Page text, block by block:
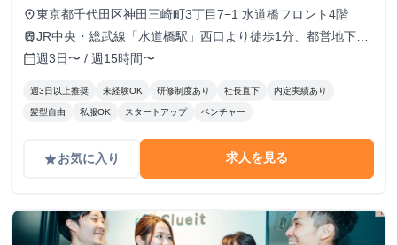
いきます。
place東京都千代田区神田三崎町3丁目7−1 水道橋フロント4階
trainJR中央・総武線「水道橋駅」西口より徒歩1分、都営地下鉄
三田線「水道橋駅」A2出口より徒歩6分
calendar_today週3日〜 / 週15時間〜
週3日以上推奨 未経験OK 研修制度あり 社長直下 内定実績あり
髪型自由 私服OK スタートアップ ベンチャー
gradeお気に入り 求人を見る